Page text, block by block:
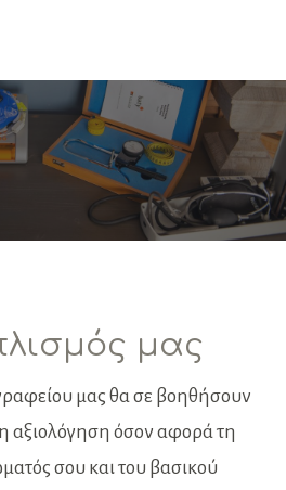
μας
μας θα σε βοηθήσουν
αξιολόγηση όσον αφορά τη
σου και του βασικού